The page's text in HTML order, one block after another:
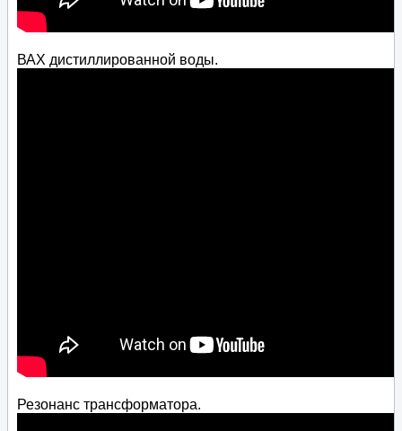
ВАХ дистиллированной воды.
Резонанс трансформатора.